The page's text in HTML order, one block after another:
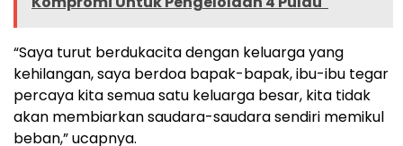
“Saya turut berdukacita dengan keluarga yang
kehilangan, saya berdoa bapak-bapak, ibu-ibu tegar
percaya kita semua satu keluarga besar, kita tidak
akan membiarkan saudara-saudara sendiri memikul
beban,” ucapnya.